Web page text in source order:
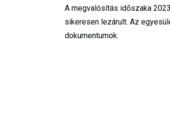
A megvalósítás időszaka
sikeresen lezárult. Az
dokumentumok.